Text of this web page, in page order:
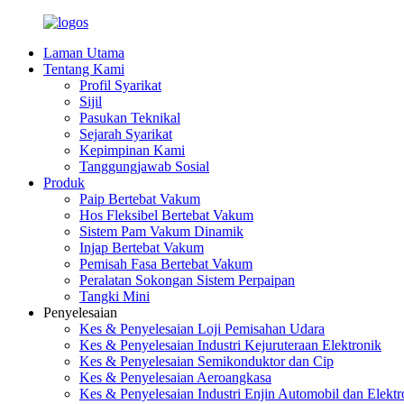
Laman Utama
Tentang Kami
Profil Syarikat
Sijil
Pasukan Teknikal
Sejarah Syarikat
Kepimpinan Kami
Tanggungjawab Sosial
Produk
Paip Bertebat Vakum
Hos Fleksibel Bertebat Vakum
Sistem Pam Vakum Dinamik
Injap Bertebat Vakum
Pemisah Fasa Bertebat Vakum
Peralatan Sokongan Sistem Perpaipan
Tangki Mini
Penyelesaian
Kes & Penyelesaian Loji Pemisahan Udara
Kes & Penyelesaian Industri Kejuruteraan Elektronik
Kes & Penyelesaian Semikonduktor dan Cip
Kes & Penyelesaian Aeroangkasa
Kes & Penyelesaian Industri Enjin Automobil dan